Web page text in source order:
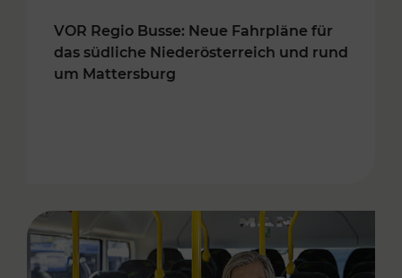
VOR Regio Busse: Neue Fahrpläne für
das südliche Niederösterreich und rund
um Mattersburg